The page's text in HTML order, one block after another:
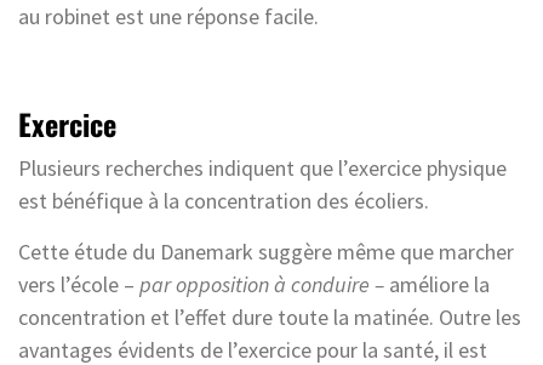
au robinet est une réponse facile.
Exercice
Plusieurs recherches indiquent que l’exercice physique
est bénéfique à la concentration des écoliers.
Cette étude du Danemark suggère même que marcher
vers l’école – par opposition à conduire – améliore la
concentration et l’effet dure toute la matinée. Outre les
avantages évidents de l’exercice pour la santé, il est